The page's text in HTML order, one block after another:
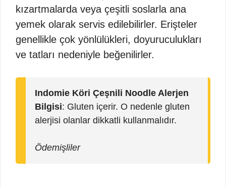
kızartmalarda veya çeşitli soslarla ana
yemek olarak servis edilebilirler. Erişteler
genellikle çok yönlülükleri, doyuruculukları
ve tatları nedeniyle beğenilirler.
Indomie Köri Çeşnili Noodle Alerjen
Bilgisi: Gluten içerir. O nedenle gluten
alerjisi olanlar dikkatli kullanmalıdır.
Ödemişliler